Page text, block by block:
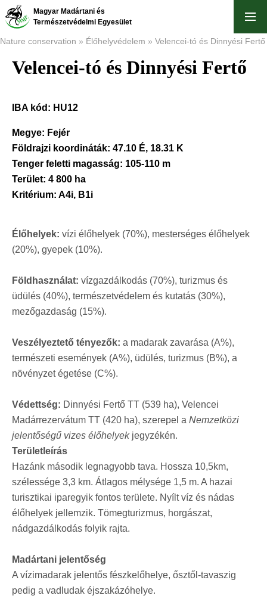
Skip
to
main
Magyar Madártani és
Természetvédelmi Egyesület
Breadcrumb
Nature conservation Élőhelyvédelem Velencei-tó és Dinnyési Fertő
Velencei-tó és Dinnyési Fertő
IBA kód: HU12
Megye: Fejér
Földrajzi koordináták: 47.10 É, 18.31 K
Tenger feletti magasság: 105-110 m
Terület: 4 800 ha
Kritérium: A4i, B1i
Élőhelyek: vízi élőhelyek (70%), mesterséges élőhelyek
(20%), gyepek (10%).
Földhasználat: vízgazdálkodás (70%), turizmus és
üdülés (40%), természetvédelem és kutatás (30%),
mezőgazdaság (15%).
Veszélyeztető tényezők: a madarak zavarása (A%),
természeti események (A%), üdülés, turizmus (B%), a
növényzet égetése (C%).
Védettség: Dinnyési Fertő TT (539 ha), Velencei
Madárrezervátum TT (420 ha), szerepel a Nemzetközi
jelentőségű vizes élőhelyekjegyzékén.
Területleírás
Hazánk második legnagyobb tava. Hossza 10,5km,
szélessége 3,3 km. Átlagos mélysége 1,5 m. A hazai
turisztikai iparegyik fontos területe. Nyílt víz és nádas
élőhelyek jellemzik. Tömegturizmus, horgászat,
nádgazdálkodás folyik rajta.
Madártani jelentőség
A vízimadarak jelentős fészkelőhelye, ősztől-tavaszig
pedig a vadludak éjszakázóhelye.